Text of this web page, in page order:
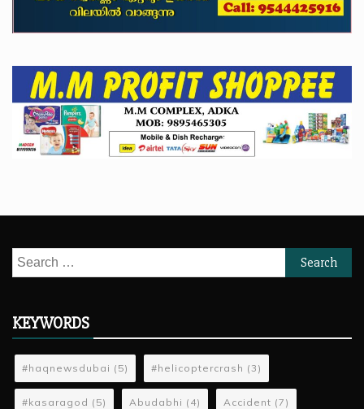
Search
for:
KEYWORDS
#haqnewsdubai (5) #helicoptercrash (3)
#kasaragod (5) Abudabhi (4) Accident (7)